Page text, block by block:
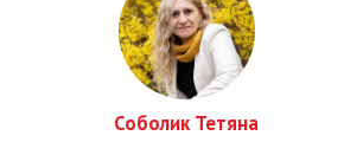
Соболик Тетяна